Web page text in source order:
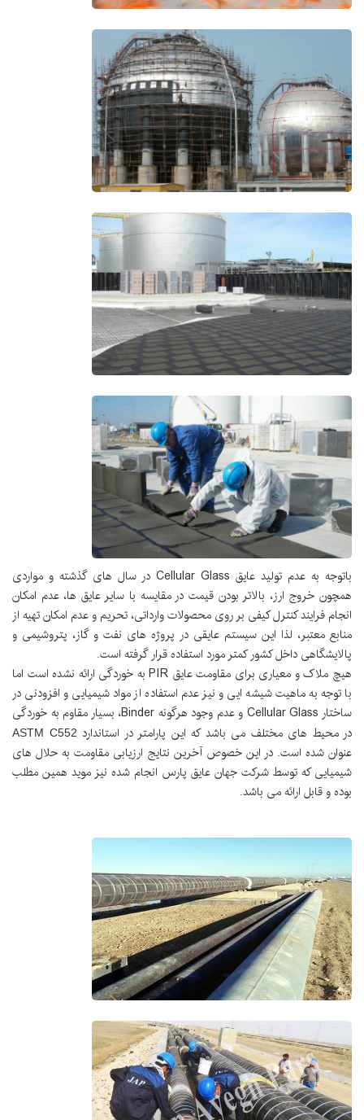
باتوجه به عدم تولید عایق Cellular Glass در سال های گذشته و مواردی
همچون خروج ارز، بالاتر بودن قیمت در مقایسه با سایر عایق ها، عدم امکان
انجام فرایند کنترل کیفی بر روی محصولات وارداتی، تحریم و عدم امکان تهیه از
منابع معتبر، لذا این سیستم عایقی در پروژه های نفت و گاز، پتروشیمی و
پالایشگاهی داخل کشور کمتر مورد استفاده قرار گرفته است.
هیچ ملاک و معیاری برای مقاومت عایق PIR به خوردگی ارائه نشده است اما
با توجه به ماهیت شیشه ایی و نیز عدم استفاده از مواد شیمیایی و افزودنی در
ساختار Cellular Glass و عدم وجود هرگونه Binder، بسیار مقاوم به خوردگی
در محیط های مختلف می باشد که این پارامتر در استاندارد ASTM C552
عنوان شده است. در این خصوص آخرین نتایج ارزیابی مقاومت به حلال های
شیمیایی که توسط شرکت جهان عایق پارس انجام شده نیز موید همین مطلب
بوده و قابل ارائه می باشد.